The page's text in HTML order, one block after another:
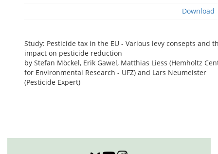
Download
Study: Pesticide tax in the EU - Various levy consepts and
impact on pesticide reduction
by Stefan Möckel, Erik Gawel, Matthias Liess (Hemholtz
for Environmental Research - UFZ) and Lars Neumeister
(Pesticide Expert)